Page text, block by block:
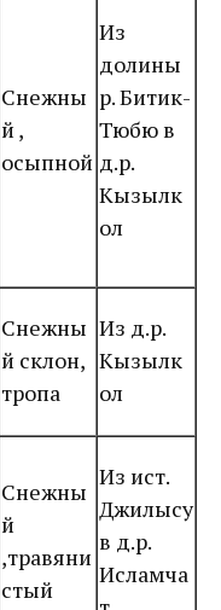
Снежны
й ,
осыпной
Из
долины
р. Битик-
Тюбю в
д.р.
Кызылк
ол
Снежны
й склон,
тропа
Из д.р.
Кызылк
ол
Снежны
й
,травяни
стый
Из ист.
Джилысу
в д.р.
Исламча